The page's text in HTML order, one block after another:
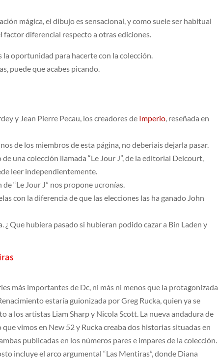
mágica, el dibujo es sensacional, y como suele ser habitual
factor diferencial respecto a otras ediciones.
la oportunidad para hacerte con la colección.
puede que acabes picando.
y Jean Pierre Pecau, los creadores de Imperio, reseñada en
de los miembros de esta página, no deberiais dejarla pasar.
una colección llamada “Le Jour J”, de la editorial Delcourt,
leer independientemente.
“Le Jour J” nos propone ucronías.
con la diferencia de que las elecciones las ha ganado John
¿ Que hubiera pasado si hubieran podido cazar a Bin Laden y
más importantes de Dc, ni más ni menos que la protagonizada
estaría guionizada por Greg Rucka, quien ya se
a los artistas Liam Sharp y Nicola Scott. La nueva andadura de
vimos en New 52 y Rucka creaba dos historias situadas en
publicadas en los números pares e impares de la colección.
incluye el arco argumental “Las Mentiras”, donde Diana